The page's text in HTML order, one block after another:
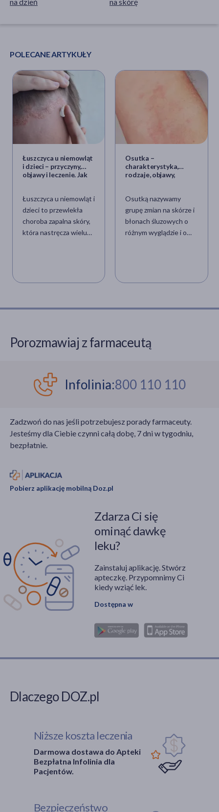
POLECANE ARTYKUŁY
Łuszczyca u niemowląt
i dzieci – przyczyny,
objawy i leczenie. Jak
Łuszczyca u niemowląt i
dzieci to przewlekła
choroba zapalna skóry,
która nastręcza wielu
przypominającą łuskę. Łuszczyca
wpływ na jej pojawienie
sposób się ją leczy? Jak
wygląda profilaktyka
Osutka –
charakterystyka,
rodzaje, objawy,
Osutką nazywamy
grupę zmian na skórze i
błonach śluzowych o
różnym wyglądzie i o
ekspozycję na światło,
okres ciąży.
Porozmawiaj z farmaceutą
Infolinia:800 110 110
Zadzwoń do nas jeśli potrzebujesz porady farmaceuty.
Jesteśmy dla Ciebie czynni całą dobę, 7 dni w tygodniu,
bezpłatnie.
Pobierz aplikację mobilną Doz.pl
Zdarza Ci się
ominąć dawkę
leku?
Zainstaluj aplikację. Stwórz
apteczkę. Przypomnimy Ci
kiedy wziąć lek.
Dostępna w
Dlaczego DOZ.pl
Niższe koszta leczenia
Darmowa dostawa do Apteki
Bezpłatna Infolinia dla
Pacjentów.
Bezpieczeństwo